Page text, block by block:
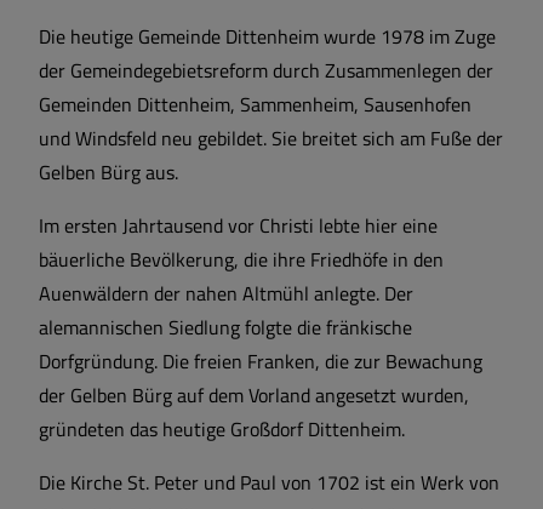
Die heutige Gemeinde Dittenheim wurde 1978 im Zuge
der Gemeindegebietsreform durch Zusammenlegen der
Gemeinden Dittenheim, Sammenheim, Sausenhofen
und Windsfeld neu gebildet. Sie breitet sich am Fuße der
Gelben Bürg aus.
Im ersten Jahrtausend vor Christi lebte hier eine
bäuerliche Bevölkerung, die ihre Friedhöfe in den
Auenwäldern der nahen Altmühl anlegte. Der
alemannischen Siedlung folgte die fränkische
Dorfgründung. Die freien Franken, die zur Bewachung
der Gelben Bürg auf dem Vorland angesetzt wurden,
gründeten das heutige Großdorf Dittenheim.
Die Kirche St. Peter und Paul von 1702 ist ein Werk von